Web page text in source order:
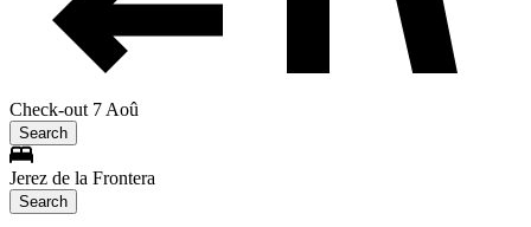
Check-out 7 Aoû
Search
Jerez de la Frontera
Search